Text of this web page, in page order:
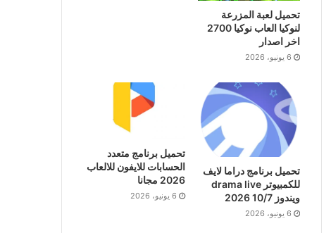
تحميل لعبة المزرعة
لنوكيا العاب نوكيا 2700
اخر اصدار
6 يونيو، 2026
تحميل برنامج دراما لايف
للكمبيوتر drama live
ويندوز 10/7 2026
6 يونيو، 2026
تحميل برنامج متعدد
الحسابات للايفون للالعاب
2026 مجانا
6 يونيو، 2026